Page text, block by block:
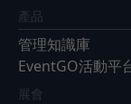
產品
管理知識庫
EventGO活動平
展會